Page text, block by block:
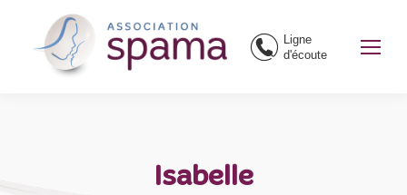
Ligne
d'écoute
Isabelle